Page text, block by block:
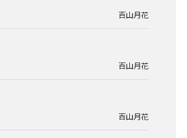
百山月花
百山月花
百山月花